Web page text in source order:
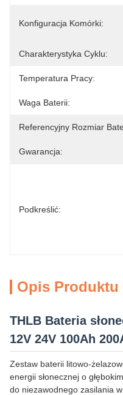
Konfiguracja Komórki:
Charakterystyka Cyklu:
Temperatura Pracy:
Waga Baterii:
Referencyjny Rozmiar
Gwarancja:
Podkreślić:
Opis Produktu
THLB Bateria
12V 24V 100Ah
Zestaw baterii litowo-
energii słonecznej o
do niezawodnego zasilania